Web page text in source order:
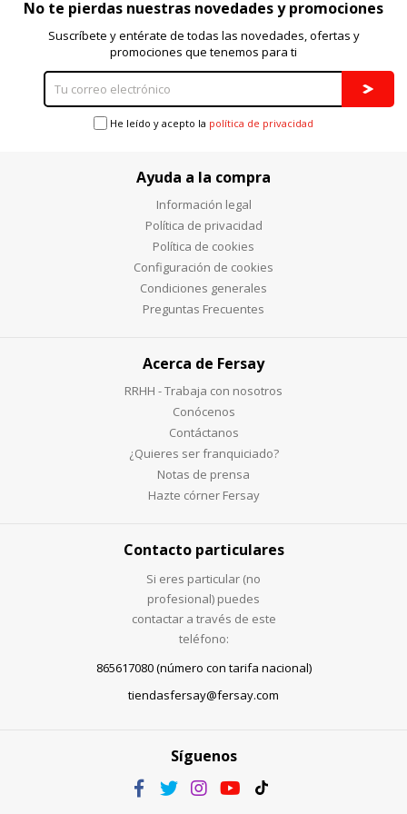
No te pierdas nuestras novedades y promociones
Suscríbete y entérate de todas las novedades, ofertas y
promociones que tenemos para ti
He leído y acepto la política de privacidad
Ayuda a la compra
Información legal
Política de privacidad
Política de cookies
Configuración de cookies
Condiciones generales
Preguntas Frecuentes
Acerca de Fersay
RRHH - Trabaja con nosotros
Conócenos
Contáctanos
¿Quieres ser franquiciado?
Notas de prensa
Hazte córner Fersay
Contacto particulares
Si eres particular (no
profesional) puedes
contactar a través de este
teléfono:
865617080 (número con tarifa nacional)
tiendasfersay@fersay.com
Síguenos